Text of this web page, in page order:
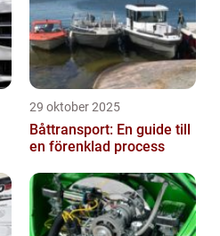
29 oktober 2025
Båttransport: En guide till
en förenklad process